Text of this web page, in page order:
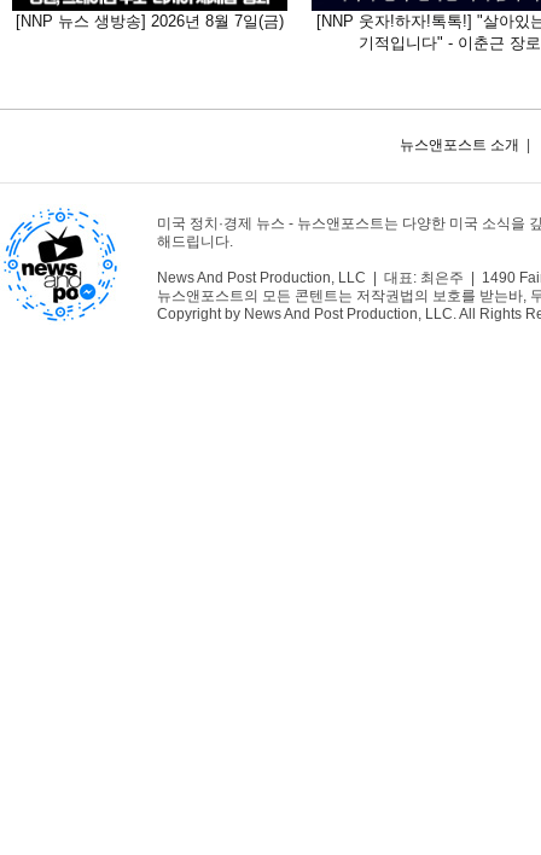
[NNP 뉴스 생방송] 2026년 8월 7일(금)
[NNP 웃자!하자!톡톡!] "살아있
기적입니다" - 이춘근 장로
뉴스앤포스트 소개
미국 정치·경제 뉴스 - 뉴스앤포스트는 다양한 미국 소식을
해드립니다.
News And Post Production, LLC | 대표: 최은주 | 1490
뉴스앤포스트의 모든 콘텐트는 저작권법의 보호를 받는바,
Copyright by News And Post Production, LLC. All Rights